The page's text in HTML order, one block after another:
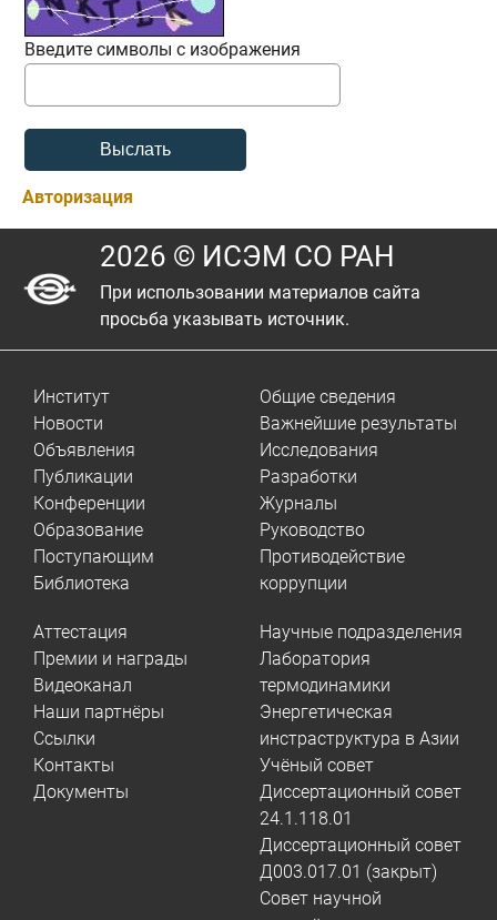
Введите символы с изображения
Авторизация
2026 © ИСЭМ СО РАН
При использовании материалов сайта
просьба указывать источник.
Институт
Новости
Объявления
Публикации
Конференции
Образование
Поступающим
Библиотека
Общие сведения
Важнейшие результаты
Исследования
Разработки
Журналы
Руководство
Противодействие
коррупции
Аттестация
Премии и награды
Видеоканал
Наши партнёры
Ссылки
Контакты
Документы
Научные подразделения
Лаборатория
термодинамики
Энергетическая
инстраструктура в Азии
Учёный совет
Диссертационный совет
24.1.118.01
Диссертационный совет
Д003.017.01 (закрыт)
Совет научной